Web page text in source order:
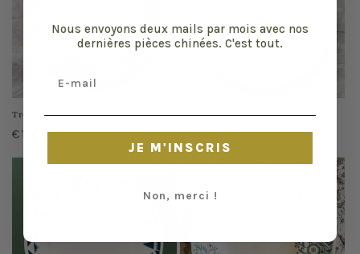
Trophy
Regular
€12,00 EUR
Copenhague
Regular
price
€12,00 EUR
Nous envoyons deux mails par mois avec nos
dernières pièces chinées. C'est tout.
JE M'INSCRIS
Non, merci !